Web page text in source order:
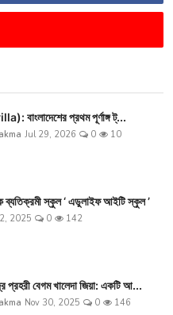
বাংলাদেশের প্রথম পূর্ণাঙ্গ ট্...
Jul 29, 2026 0 10
ব্যতিক্রমী স্কুল ‘ এডুলাইফ আইটি স্কুল ’
2025 0 142
প্রহরী বেগম খালেদা জিয়া: একটি আ...
Nov 30, 2025 0 146